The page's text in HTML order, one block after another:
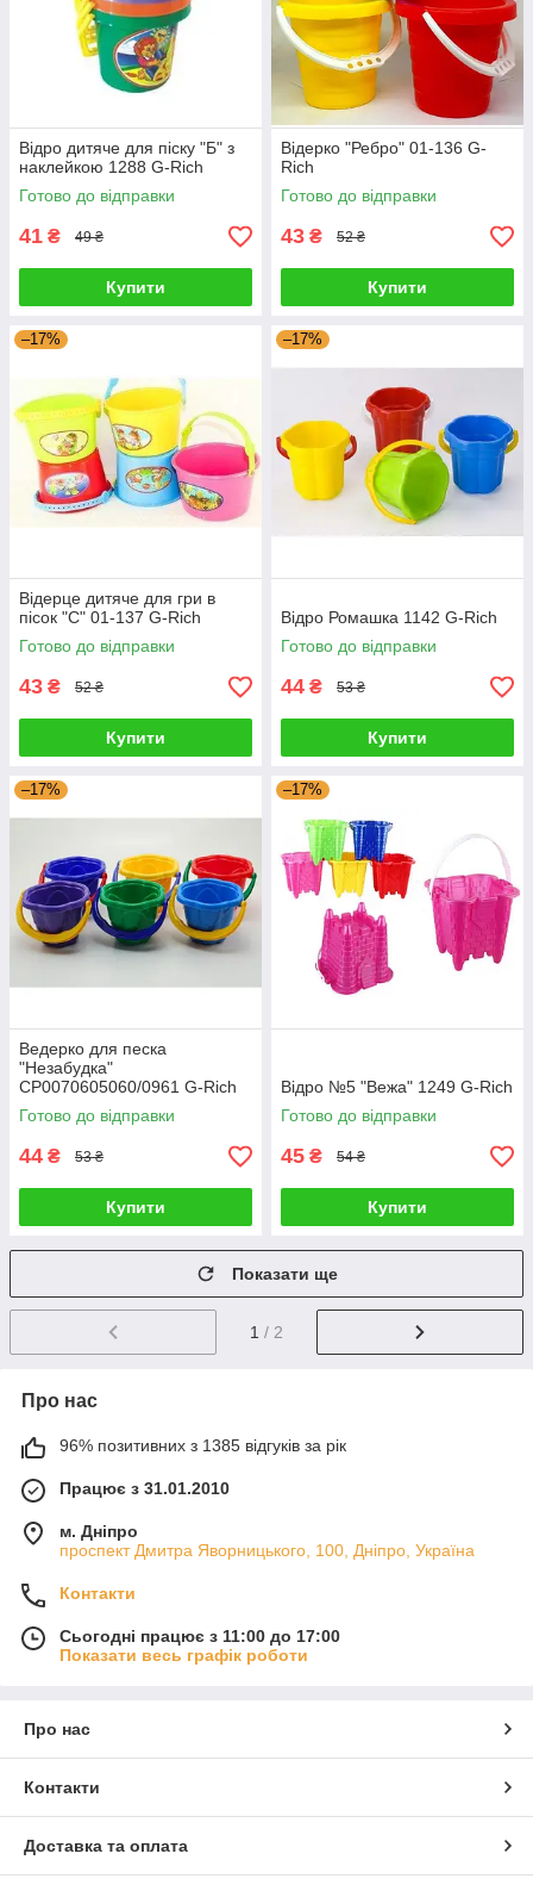
Відро дитяче для піску "Б" з
наклейкою 1288 G-Rich
Готово до відправки
41 ₴ 49 ₴
Купити
Відерко "Ребро" 01-136 G-
Rich
Готово до відправки
43 ₴ 52 ₴
Купити
–17%
Відерце дитяче для гри в
пісок "С" 01-137 G-Rich
Готово до відправки
43 ₴ 52 ₴
Купити
–17%
Відро Ромашка 1142 G-Rich
Готово до відправки
44 ₴ 53 ₴
Купити
–17%
Ведерко для песка
"Незабудка"
CP0070605060/0961 G-Rich
Готово до відправки
44 ₴ 53 ₴
Купити
–17%
Відро №5 "Вежа" 1249 G-Rich
Готово до відправки
45 ₴ 54 ₴
Купити
Показати ще
1 / 2
Про нас
96% позитивних з 1385 відгуків за рік
Працює з 31.01.2010
м. Дніпро
проспект Дмитра Яворницького, 100, Дніпро, Україна
Контакти
Сьогодні працює з 11:00 до 17:00
Показати весь графік роботи
Про нас
Контакти
Доставка та оплата